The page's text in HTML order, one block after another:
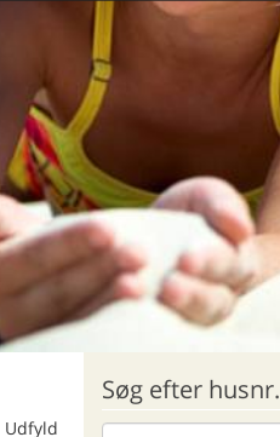
Udfyld
Søg efter husnr.